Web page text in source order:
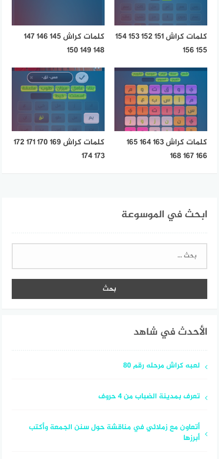
كلمات كراش 151 152 153 154
155 156
كلمات كراش 145 146 147
148 149 150
كلمات كراش 163 164 165
166 167 168
كلمات كراش 169 170 171 172
173 174
ابحث في الموسوعة
البحث
الأحدث في شاهد
لعبه كراش مرحله رقم 80
تعرف بمدينة الضباب من 4 حروف
أتعاون مع زملائي في مناقشة حول سنن الجمعة وأكتب
أبرزها